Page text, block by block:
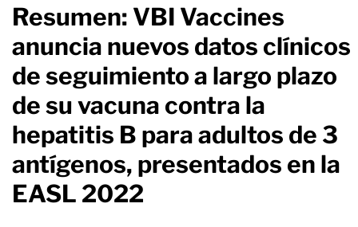
Resumen: VBI Vaccines
anuncia nuevos datos clínicos
de seguimiento a largo plazo
de su vacuna contra la
hepatitis B para adultos de 3
antígenos, presentados en la
EASL 2022